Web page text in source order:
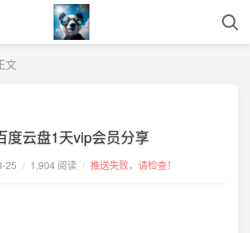
文
度云盘1天vip会员分享
25 / 1,904 阅读 / 推送失败，请检查！